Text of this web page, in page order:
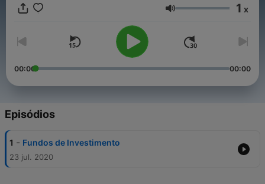
Volume 1 x
00:00 00:00
Episódios
1 - Fundos de Investimento
23 jul. 2020